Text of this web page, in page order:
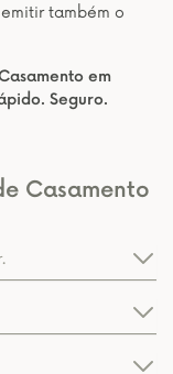
também o
em
Seguro.
Casamento